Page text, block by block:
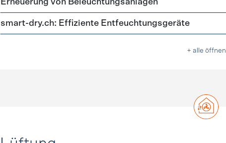
Erneuerung von Beleuchtungsanlagen
smart-dry.ch: Effiziente Entfeuchtungsgeräte
+ alle öffnen